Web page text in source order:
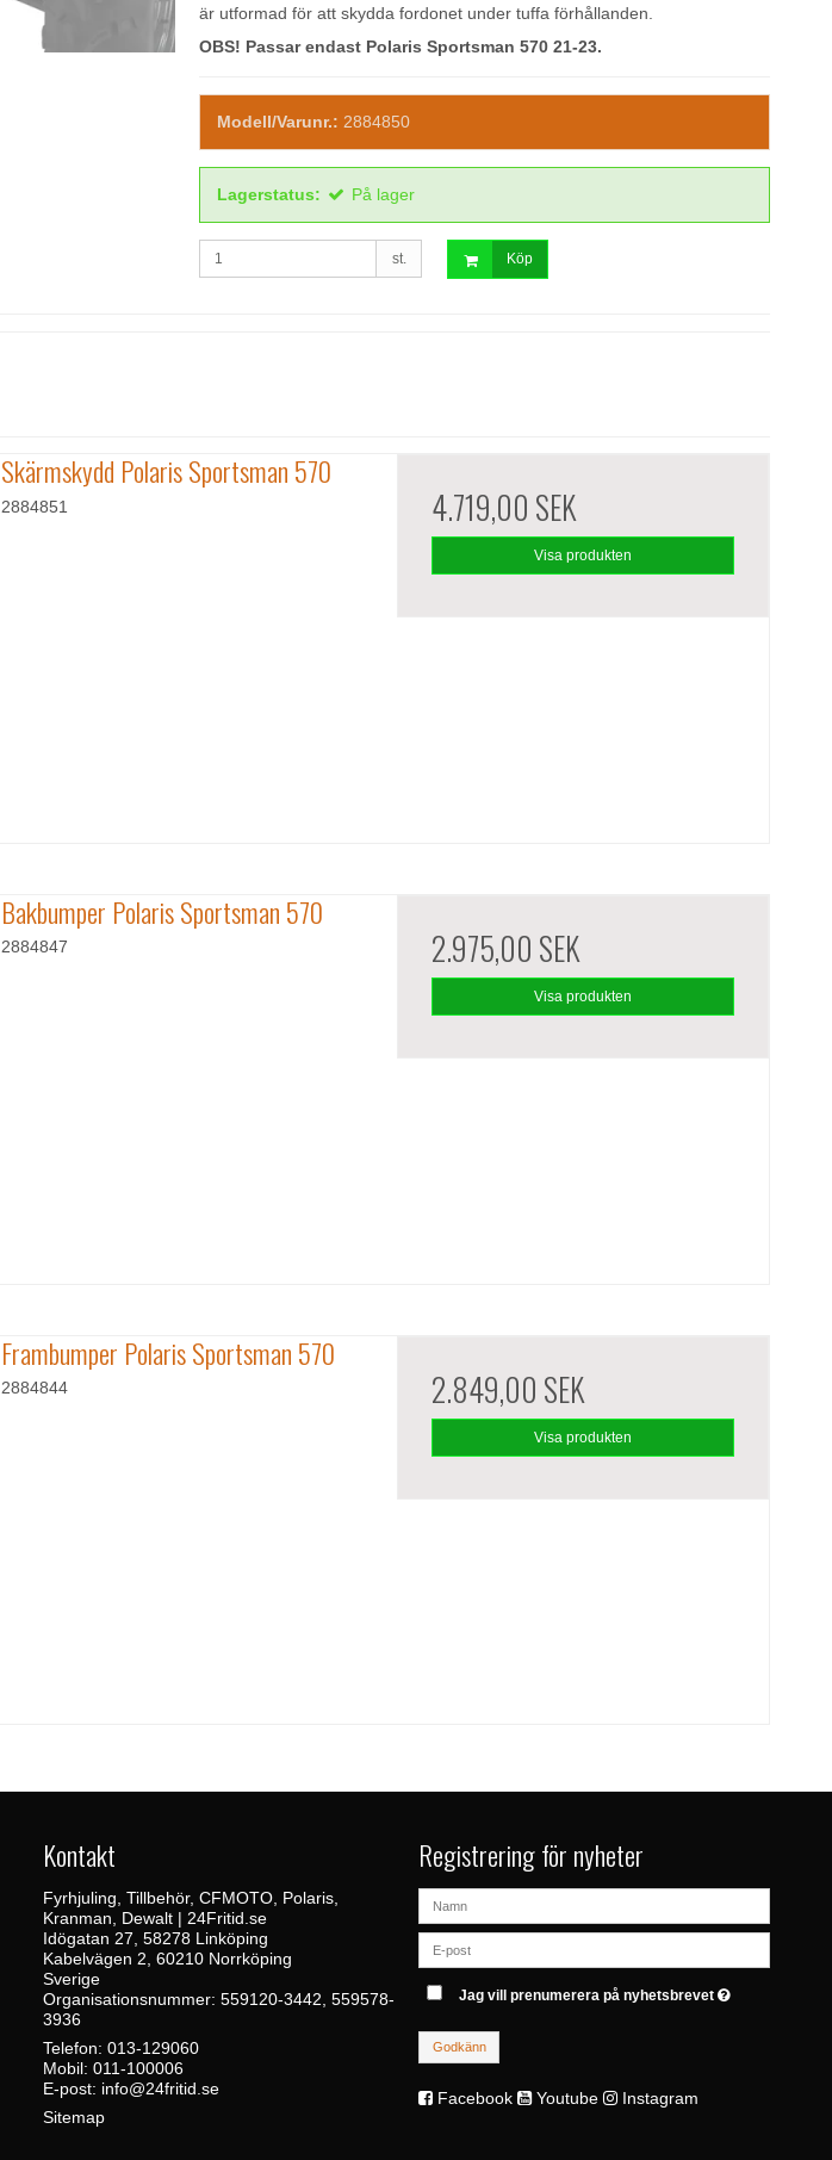
är utformad för att skydda fordonet under tuffa förhållanden.
OBS! Passar endast Polaris Sportsman 570 21-23.
Modell/Varunr.: 2884850
Lagerstatus: På lager
st. Köp
Skärmskydd Polaris Sportsman 570
2884851 4.719,00 SEK
Visa produkten
Bakbumper Polaris Sportsman 570
2884847 2.975,00 SEK
Visa produkten
Frambumper Polaris Sportsman 570
2884844 2.849,00 SEK
Visa produkten
Kontakt
Fyrhjuling, Tillbehör, CFMOTO, Polaris,
Kranman, Dewalt | 24Fritid.se
Idögatan 27, 58278 Linköping
Kabelvägen 2, 60210 Norrköping
Sverige
Organisationsnummer: 559120-3442, 559578-
3936
Telefon: 013-129060
Mobil: 011-100006
E-post: info@24fritid.se
Sitemap
Registrering för nyheter
Jag vill prenumerera på nyhetsbrevet
Godkänn
Facebook Youtube Instagram